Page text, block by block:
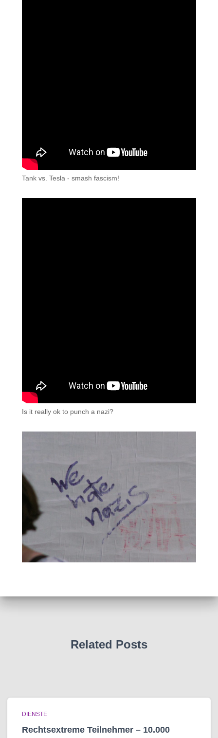
Tank vs. Tesla - smash fascism!
Is it really ok to punch a nazi?
Related Posts
DIENSTE
Rechtsextreme Teilnehmer – 10.000